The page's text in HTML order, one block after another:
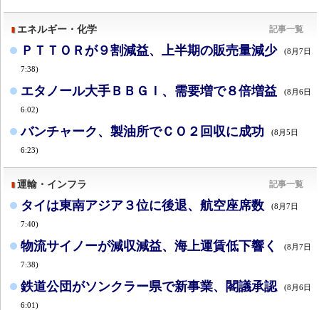
エネルギー・化学 記事一覧
ＰＴＴＯＲが９割減益、上半期の販売量減少 (8月7日
7:38)
エタノール大手ＢＢＧＩ、需要増で８倍増益 (8月6日
6:02)
バンチャーク、製油所でＣＯ２回収に成功 (8月5日
6:23)
運輸・インフラ 記事一覧
タイは東南アジア３位に後退、航空座席数 (8月7日
7:40)
物流サイノーが減収減益、海上運賃低下響く (8月7日
7:38)
鉄道公団がソンクラー県で新事業、閣議承認 (8月6日
6:01)